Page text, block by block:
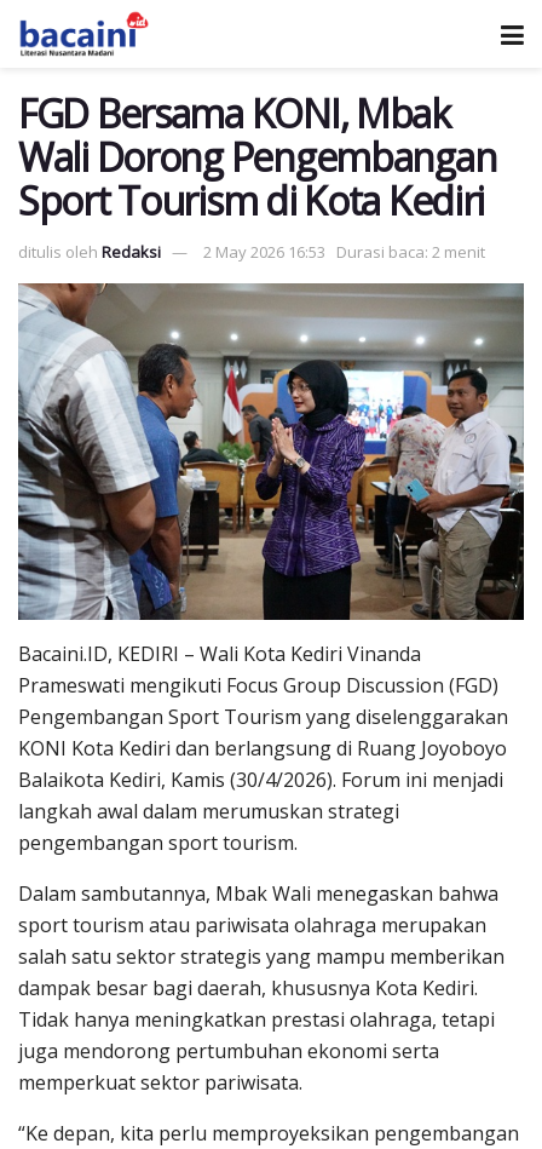
FGD Bersama KONI, Mbak
Wali Dorong Pengembangan
Sport Tourism di Kota Kediri
ditulis oleh Redaksi 2 May 2026 16:53 Durasi baca: 2 menit
Bacaini.ID, KEDIRI – Wali Kota Kediri Vinanda
Prameswati mengikuti Focus Group Discussion (FGD)
Pengembangan Sport Tourism yang diselenggarakan
KONI Kota Kediri dan berlangsung di Ruang Joyoboyo
Balaikota Kediri, Kamis (30/4/2026). Forum ini menjadi
langkah awal dalam merumuskan strategi
pengembangan sport tourism.
Dalam sambutannya, Mbak Wali menegaskan bahwa
sport tourism atau pariwisata olahraga merupakan
salah satu sektor strategis yang mampu memberikan
dampak besar bagi daerah, khususnya Kota Kediri.
Tidak hanya meningkatkan prestasi olahraga, tetapi
juga mendorong pertumbuhan ekonomi serta
memperkuat sektor pariwisata.
“Ke depan, kita perlu memproyeksikan pengembangan